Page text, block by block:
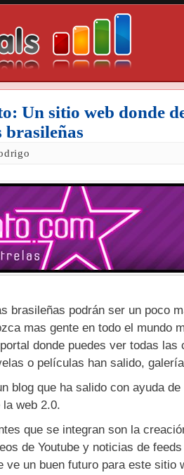
Un sitio web donde
brasileñas
brasileñas podrán ser un poco
mas gente en todo el mundo
donde puedes ver todas
o películas han salido,
blog que ha salido con ayuda de
web 2.0.
que se integran son la
de Youtube y noticias de
ve un buen futuro para este sitio